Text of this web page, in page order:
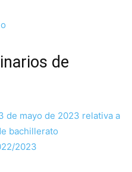
de
de mayo de 2023 relativa a
bachillerato
2023